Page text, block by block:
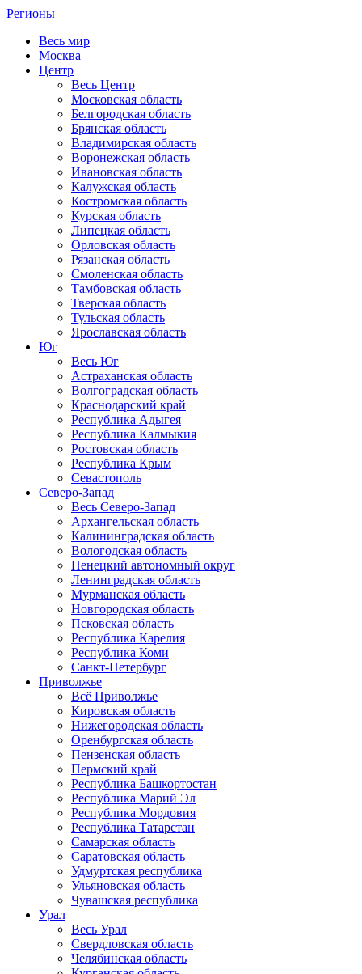
Регионы
Весь мир
Москва
Центр
Весь Центр
Московская область
Белгородская область
Брянская область
Владимирская область
Воронежская область
Ивановская область
Калужская область
Костромская область
Курская область
Липецкая область
Орловская область
Рязанская область
Смоленская область
Тамбовская область
Тверская область
Тульская область
Ярославская область
Юг
Весь Юг
Астраханская область
Волгоградская область
Краснодарский край
Республика Адыгея
Республика Калмыкия
Ростовская область
Республика Крым
Севастополь
Северо-Запад
Весь Северо-Запад
Архангельская область
Калининградская область
Вологодская область
Ненецкий автономный округ
Ленинградская область
Мурманская область
Новгородская область
Псковская область
Республика Карелия
Республика Коми
Санкт-Петербург
Приволжье
Всё Приволжье
Кировская область
Нижегородская область
Оренбургская область
Пензенская область
Пермский край
Республика Башкортостан
Республика Марий Эл
Республика Мордовия
Республика Татарстан
Самарская область
Саратовская область
Удмуртская республика
Ульяновская область
Чувашская республика
Урал
Весь Урал
Свердловская область
Челябинская область